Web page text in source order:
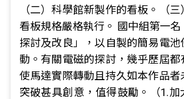
（二）科學館新製作的看板。（
看板規格嚴格執行。 國中組第一名
探討及改良」，以自製的簡易電
動。有關電磁的探討，幾乎歷屆
使馬達實際轉動且持久如本作品者
突破甚具創意，值得鼓勵。（1.加